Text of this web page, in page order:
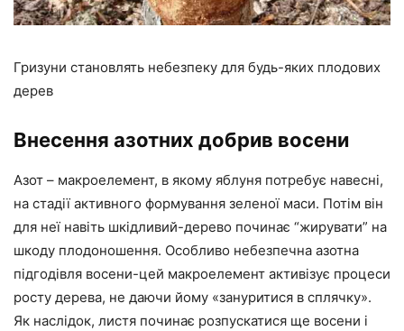
Гризуни становлять небезпеку для будь-яких плодових
дерев
Внесення азотних добрив восени
Азот – макроелемент, в якому яблуня потребує навесні,
на стадії активного формування зеленої маси. Потім він
для неї навіть шкідливий-дерево починає “жирувати” на
шкоду плодоношення. Особливо небезпечна азотна
підгодівля восени-цей макроелемент активізує процеси
росту дерева, не даючи йому «зануритися в сплячку».
Як наслідок, листя починає розпускатися ще восени і